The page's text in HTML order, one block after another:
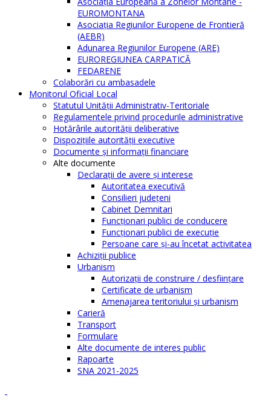
EUROMONTANA
Asociația Regiunilor Europene de Frontieră
(AEBR)
Adunarea Regiunilor Europene (ARE)
EUROREGIUNEA CARPATICĂ
FEDARENE
Colaborări cu ambasadele
Monitorul Oficial Local
Statutul Unităţii Administrativ-Teritoriale
Regulamentele privind procedurile administrative
Hotărârile autorităţii deliberative
Dispoziţiile autorităţii executive
Documente şi informaţii financiare
Alte documente
Declaraţii de avere şi interese
Autoritatea executivă
Consilieri judeţeni
Cabinet Demnitari
Funcţionari publici de conducere
Funcționari publici de execuție
Persoane care şi-au încetat activitatea
Achiziţii publice
Urbanism
Autorizații de construire / desființare
Certificate de urbanism
Amenajarea teritoriului şi urbanism
Carieră
Transport
Formulare
Alte documente de interes public
Rapoarte
SNA 2021-2025